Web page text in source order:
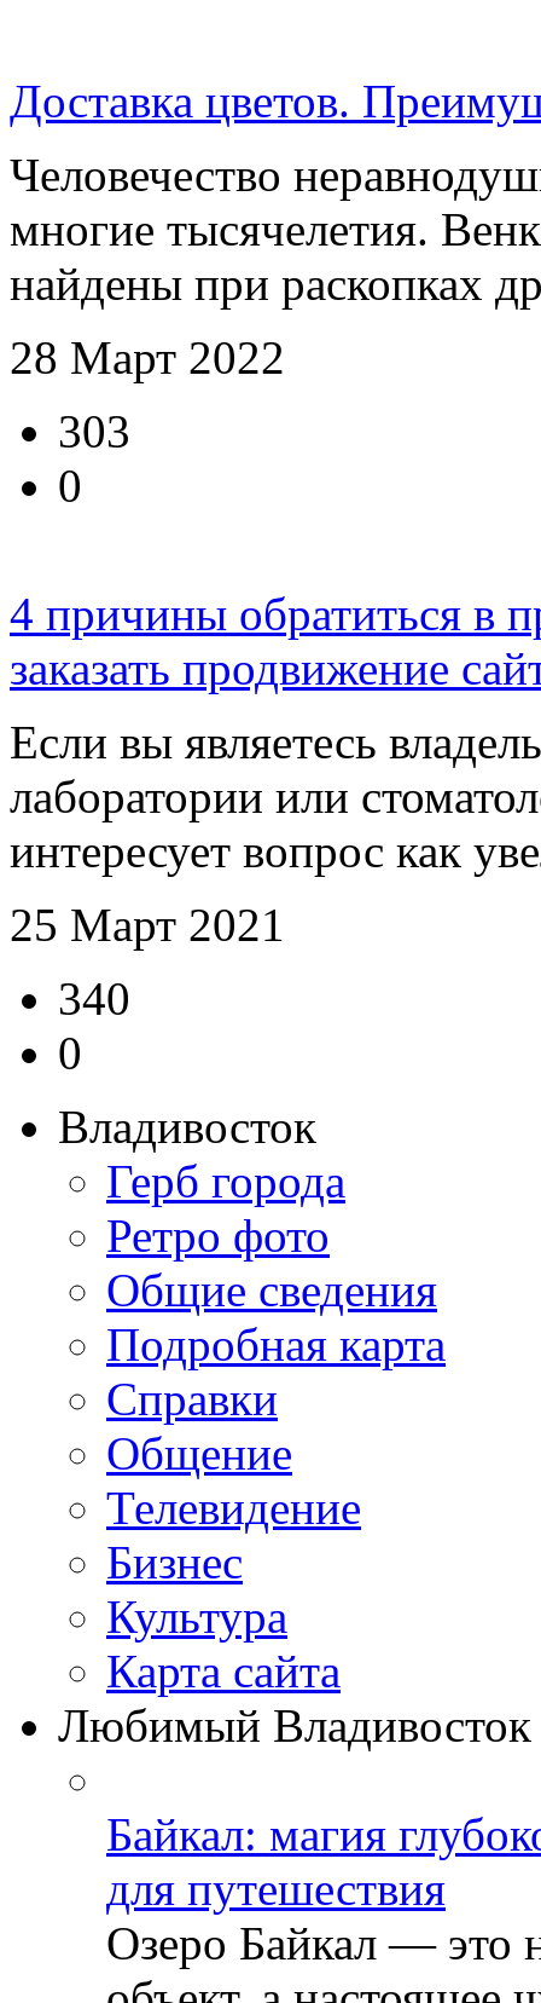
Доставка цветов.
Человечество
многие тысячелетия.
найдены при раскопках
28 Март 2022
303
0
4 причины обратиться в
заказать продвижение
Если вы являетесь
лаборатории или
интересует вопрос как
25 Март 2021
340
0
Владивосток
Герб города
Ретро фото
Общие сведения
Подробная карта
Справки
Общение
Телевидение
Бизнеc
Культура
Карта сайта
Любимый Владивосток
Байкал: магия
для путешествия
Озеро Байкал — это